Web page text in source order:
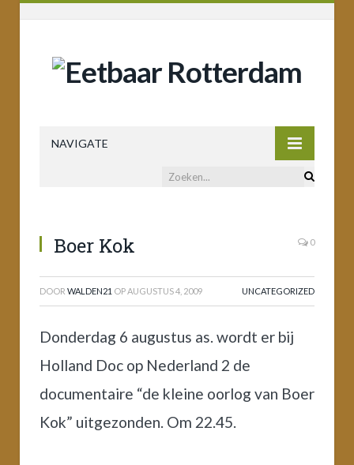
NAVIGATE
Boer Kok 0
DOOR WALDEN21 OPAUGUSTUS 4, 2009 UNCATEGORIZED
Donderdag 6 augustus as. wordt er bij
Holland Doc op Nederland 2 de
documentaire “de kleine oorlog van Boer
Kok” uitgezonden. Om 22.45.